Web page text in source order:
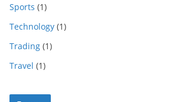
Sports (1)
Technology (1)
Trading (1)
Travel (1)